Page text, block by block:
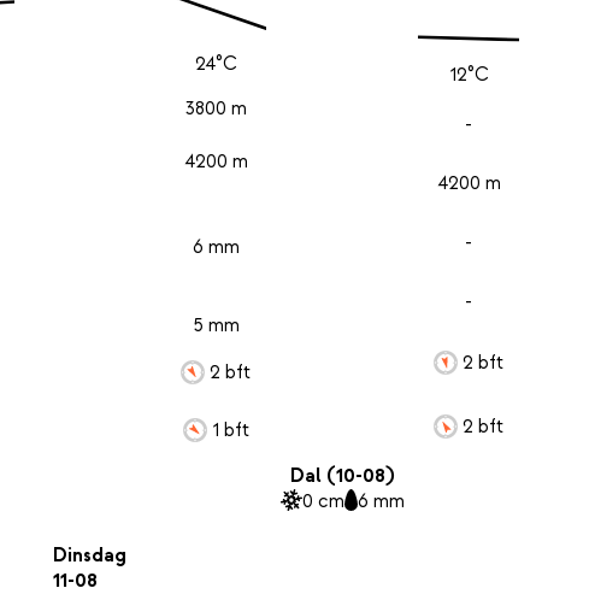
24°C
3800 m
4200 m
6 mm
5 mm
2 bft
1 bft
12°C
-
4200 m
-
-
2 bft
2 bft
Dal (10-08)
0 cm 6 mm
Dinsdag
11-08